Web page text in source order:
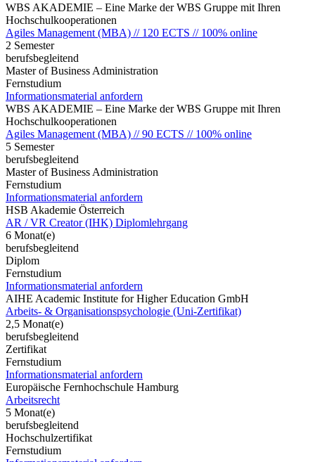
WBS AKADEMIE – Eine Marke der WBS Gruppe mit Ihren
Hochschulkooperationen
Agiles Management (MBA) // 120 ECTS // 100% online
2 Semester
berufsbegleitend
Master of Business Administration
Fernstudium
Informationsmaterial anfordern
WBS AKADEMIE – Eine Marke der WBS Gruppe mit Ihren
Hochschulkooperationen
Agiles Management (MBA) // 90 ECTS // 100% online
5 Semester
berufsbegleitend
Master of Business Administration
Fernstudium
Informationsmaterial anfordern
HSB Akademie Österreich
AR / VR Creator (IHK) Diplomlehrgang
6 Monat(e)
berufsbegleitend
Diplom
Fernstudium
Informationsmaterial anfordern
AIHE Academic Institute for Higher Education GmbH
Arbeits- & Organisationspsychologie (Uni-Zertifikat)
2,5 Monat(e)
berufsbegleitend
Zertifikat
Fernstudium
Informationsmaterial anfordern
Europäische Fernhochschule Hamburg
Arbeitsrecht
5 Monat(e)
berufsbegleitend
Hochschulzertifikat
Fernstudium